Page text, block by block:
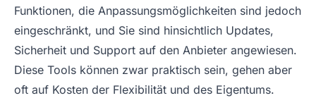
Funktionen, die Anpassungsmöglichkeiten sind jedoch
eingeschränkt, und Sie sind hinsichtlich Updates,
Sicherheit und Support auf den Anbieter angewiesen.
Diese Tools können zwar praktisch sein, gehen aber
oft auf Kosten der Flexibilität und des Eigentums.